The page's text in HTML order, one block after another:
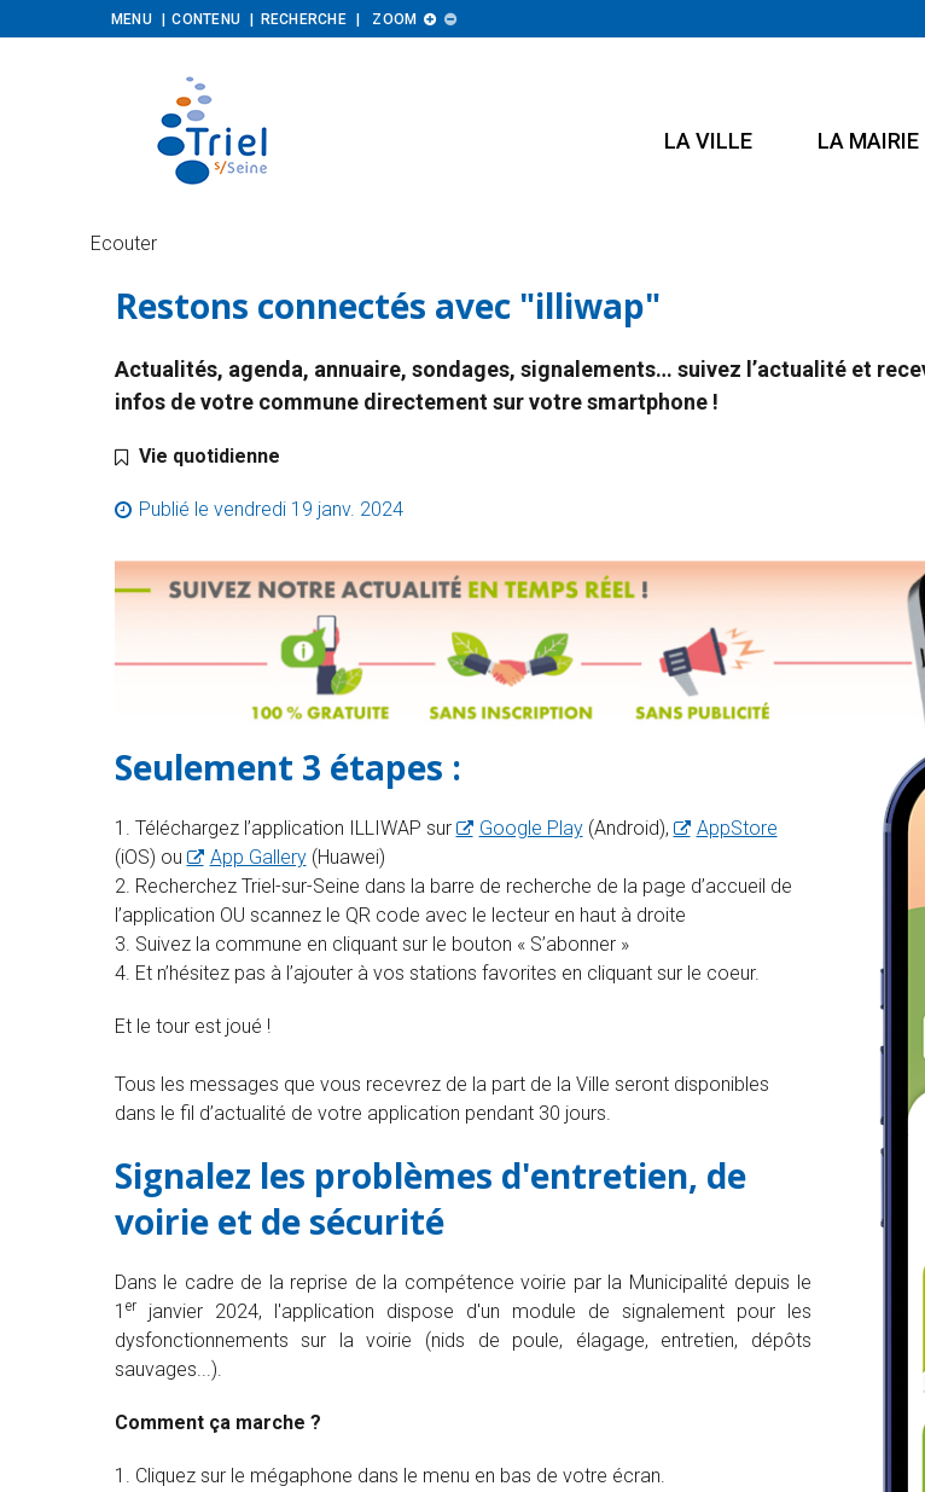
MENU CONTENU RECHERCHE ZOOM Augmenter

Diminuer

LA VILLE LA MAIRIE
Ecouter
Restons connectés avec "illiwap"
Actualités, agenda, annuaire, sondages, signalements… suivez l’actualité et
infos de votre commune directement sur votre smartphone !
Catégorie :
Vie quotidienne
Publié le vendredi 19 janv. 2024
Seulement 3 étapes :
Téléchargez l’application ILLIWAP sur Google Play(Android),
AppStore
(iOS) ou
App Gallery(Huawei)
Recherchez Triel-sur-Seine dans la barre de recherche de la page d’accueil de
l’application OU scannez le QR code avec le lecteur en haut à droite
Suivez la commune en cliquant sur le bouton « S’abonner »
Et n’hésitez pas à l’ajouter à vos stations favorites en cliquant sur le coeur.
Et le tour est joué !
Tous les messages que vous recevrez de la part de la Ville seront disponibles
dans le fil d’actualité de votre application pendant 30 jours.
Signalez les problèmes d'entretien, de
voirie et de sécurité
Dans le cadre de la reprise de la compétence voirie par la Municipalité depuis le
1 er
janvier 2024, l'application dispose d'un module de signalement pour les
dysfonctionnements sur la voirie (nids de poule, élagage, entretien, dépôts
sauvages...).
Comment ça marche ?
Cliquez sur le mégaphone dans le menu en bas de votre écran.